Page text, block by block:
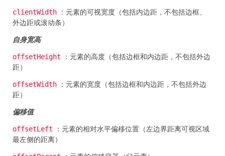
clientWidth
：元素的可视宽度（包括内边距，不包括边框、
外边距或滚动条）
自身宽高
offsetHeight
：元素的高度（包括边框和内边距，不包括外边
距）
offsetWidth
：元素的宽度（包括边框和内边距，不包括外边
距）
偏移值
offsetLeft
：元素的相对水平偏移位置（左边界距离可视区域
最左侧的距离）